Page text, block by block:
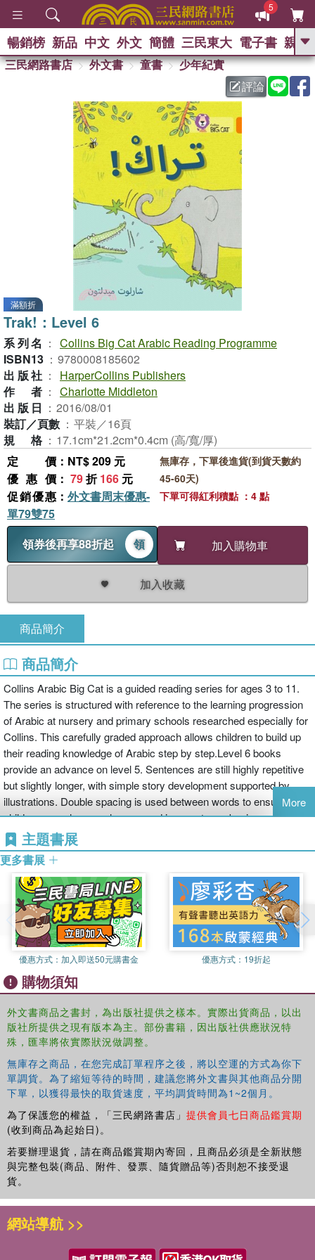
5
GO
暢銷榜 新品 中文 外文 簡體 三民東大 電子書 親子
三民網路書店 外文書 童書
少年紀實
評論
滿額折
Trak!：Level 6
系列名 ： Collins Big Cat Arabic Reading Programme
ISBN13 ： 9780008185602
出版社 ：
HarperCollins Publishers
作者 ： Charlotte Middleton
出版日 ： 2016/08/01
裝訂／頁數 ： 平裝／16頁
規格 ： 17.1cm*21.2cm*0.4cm (高/寬/厚)
定價 ：NT$ 209 元
優惠價 ： 79折166 元
促銷優惠 ： 外文書周末優惠-
單79雙75
領券後再享88折起
領 加入購物車
加入收藏
無庫存，下單後進貨(到貨天數約
45-60天)
下單可得紅利積點 ：4 點
商品簡介
商品簡介
Collins Arabic Big Cat is a guided reading series for ages 3 to 11.
The series is structured with reference to the learning progression
of Arabic at nursery and primary schools researched especially for
Collins. This carefully graded approach allows children to build up
their reading knowledge of Arabic step by step.Level 6 books
provide an advance on level 5. Sentences are still highly repetitive
but slightly longer, with simple story development supported by
illustrations. Double spacing is used between words to ensure
children see where each new word in a sentence begins and ends.
Although the focus at level 6 remains on reading the core words,
the concept of reading hamzat al-wasl and sun letters correctly is
introduced in non-verbal sentences of up to 4-5 words.A colourful
retelling of Rudyard Kipling's The Elephant's Child, this fable
explains how the elephant got its long trunk. As the elephant
journeys through the jungle it admires the features of the other
animals, until he gets a bit too close to one of them … This sweet
and funny story has been written and illustrated by Charlotte
Middleton.A story map on pages 14–15 allows children to recap the
story and discuss each stage.
More
主題書展
更多書展
優惠方式： 加入即送50元購書金 優惠方式： 19折起
購物須知
外文書商品之書封，為出版社提供之樣本。實際出貨商品，以出
版社所提供之現有版本為主。部份書籍，因出版社供應狀況特
殊，匯率將依實際狀況做調整。
無庫存之商品，在您完成訂單程序之後，將以空運的方式為你下
單調貨。為了縮短等待的時間，建議您將外文書與其他商品分開
下單，以獲得最快的取貨速度，平均調貨時間為1~2個月。
為了保護您的權益，「三民網路書店」 提供會員七日商品鑑賞期
(收到商品為起始日)。
若要辦理退貨，請在商品鑑賞期內寄回，且商品必須是全新狀態
與完整包裝(商品、附件、發票、隨貨贈品等)否則恕不接受退
貨。
網站導航 >>